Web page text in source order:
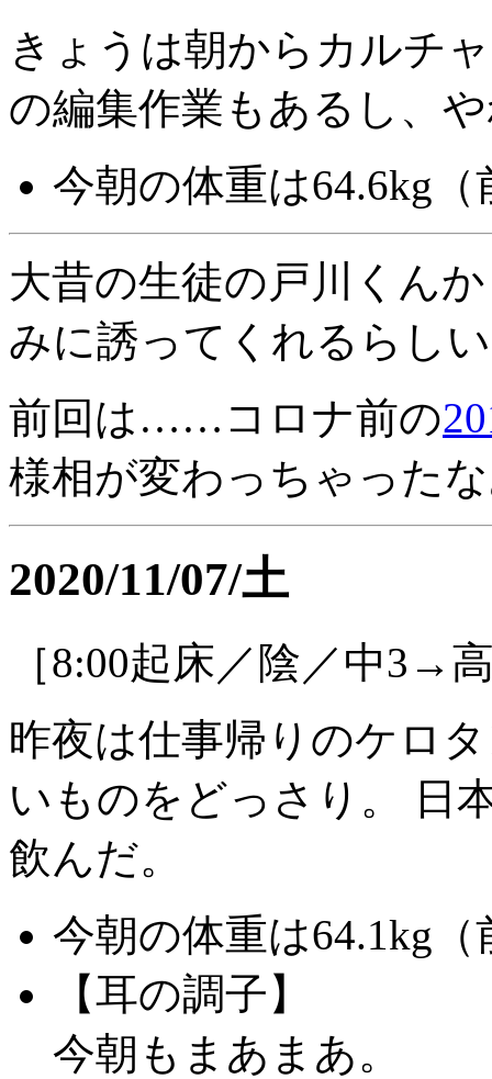
きょうは朝からカルチ
の編集作業もあるし、
今朝の体重は64.6kg（
大昔の生徒の戸川くん
みに誘ってくれるらし
前回は……コロナ前の
様相が変わっちゃった
2020/11/07/土
［8:00起床／陰／中3→
昨夜は仕事帰りのケロ
いものをどっさり。 日
飲んだ。
今朝の体重は64.1kg（
【耳の調子】
今朝もまあまあ。